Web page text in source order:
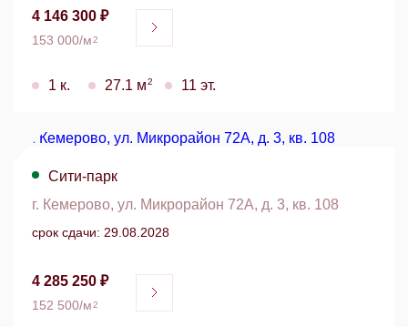
4 146 300 ₽
153 000/м2
1 к. 27.1 м2 11 эт.
Сити-парк
г. Кемерово, ул. Микрорайон 72А, д. 3, кв. 108
срок сдачи: 29.08.2028
4 285 250 ₽
152 500/м2